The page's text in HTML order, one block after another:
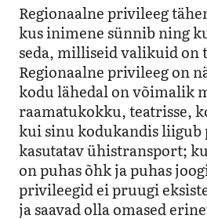
Regionaalne privileeg
kus inimene sünnib ning
seda, milliseid valikuid on
Regionaalne privileeg on
kodu lähedal on võimalik
raamatukokku, teatrisse,
kui sinu kodukandis liigub
kasutatav ühistransport;
on puhas õhk ja puhas
privileegid ei pruugi
ja saavad olla omased